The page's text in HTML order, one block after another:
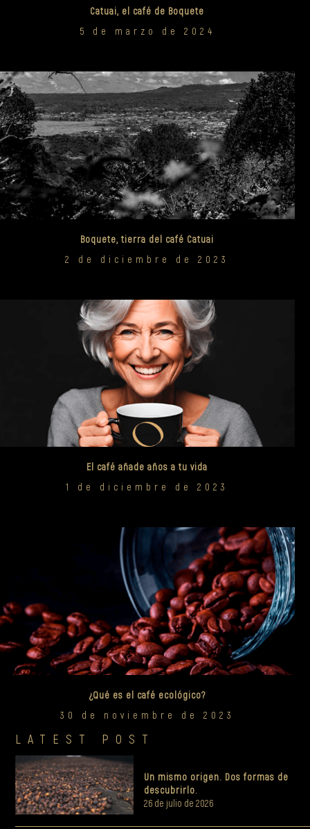
Catuai, el café de Boquete
5 de marzo de 2024
Boquete, tierra del café Catuai
2 de diciembre de 2023
El café añade años a tu vida
1 de diciembre de 2023
¿Qué es el café ecológico?
30 de noviembre de 2023
LATEST POST
Un mismo origen. Dos formas de
descubrirlo.
26 de julio de 2026